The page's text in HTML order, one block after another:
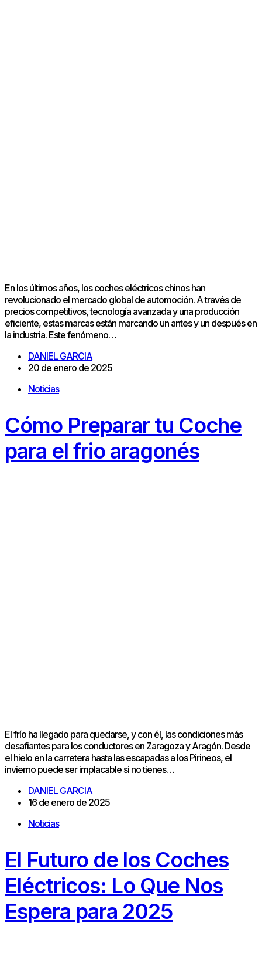
En los últimos años, los coches eléctricos chinos han
revolucionado el mercado global de automoción. A través de
precios competitivos, tecnología avanzada y una producción
eficiente, estas marcas están marcando un antes y un después en
la industria. Este fenómeno…
DANIEL GARCIA
20 de enero de 2025
Noticias
Cómo Preparar tu Coche
para el frio aragonés
El frío ha llegado para quedarse, y con él, las condiciones más
desafiantes para los conductores en Zaragoza y Aragón. Desde
el hielo en la carretera hasta las escapadas a los Pirineos, el
invierno puede ser implacable si no tienes…
DANIEL GARCIA
16 de enero de 2025
Noticias
El Futuro de los Coches
Eléctricos: Lo Que Nos
Espera para 2025